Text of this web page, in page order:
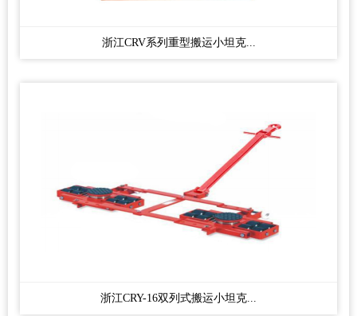
浙江CRV系列重型搬运小坦克...
浙江CRY-16双列式搬运小坦克...